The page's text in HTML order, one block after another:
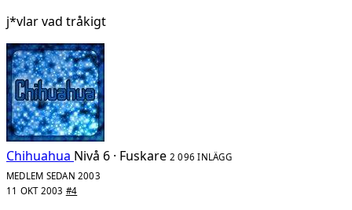
j*vlar vad tråkigt
Chihuahua Nivå 6 · Fuskare 2 096 INLÄGG
MEDLEM SEDAN 2003
11 OKT 2003 #4